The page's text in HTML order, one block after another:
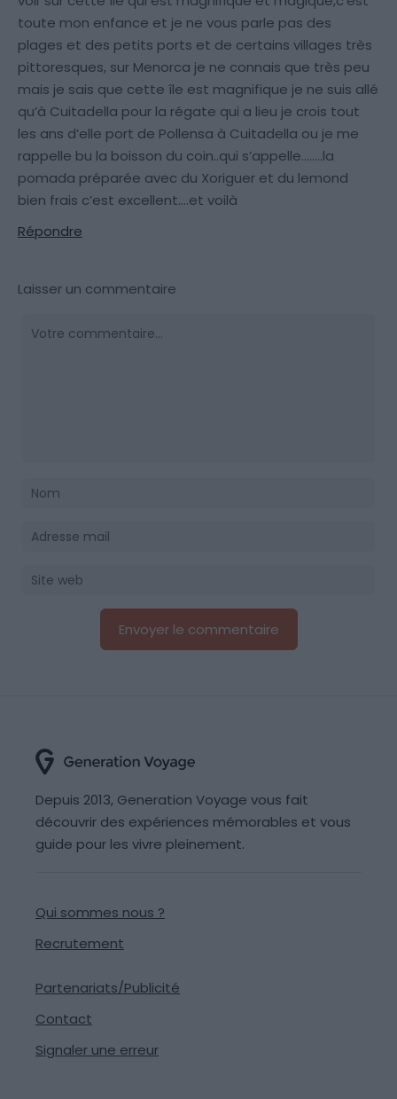
toute mon enfance et je ne vous parle pas des
plages et des petits ports et de certains villages très
pittoresques, sur Menorca je ne connais que très peu
mais je sais que cette île est magnifique je ne suis allé
qu’à Cuitadella pour la régate qui a lieu je crois tout
les ans d’elle port de Pollensa à Cuitadella ou je me
rappelle bu la boisson du coin..qui s’appelle……..la
pomada préparée avec du Xoriguer et du lemond
bien frais c’est excellent….et voilà
Répondre
Laisser un commentaire
Depuis 2013, Generation Voyage vous fait
découvrir des expériences mémorables et vous
guide pour les vivre pleinement.
Qui sommes nous ?
Recrutement
Partenariats/Publicité
Contact
Signaler une erreur